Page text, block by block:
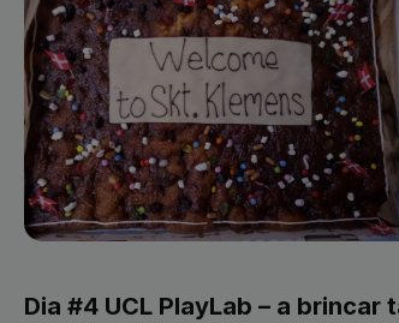
Dia #4 UCL PlayLab – a brincar